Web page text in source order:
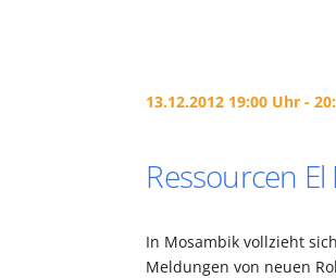
13.12.2012 19:00 Uhr -
Ressourcen
In Mosambik vollzieht
Meldungen von neuen